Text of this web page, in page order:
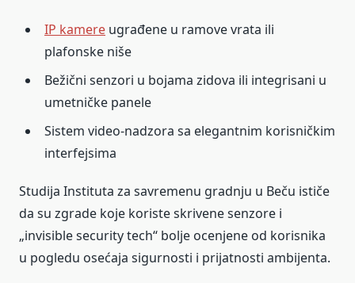
IP kamere ugrađene u ramove vrata ili
plafonske niše
Bežični senzori u bojama zidova ili integrisani u
umetničke panele
Sistem video-nadzora sa elegantnim korisničkim
interfejsima
Studija Instituta za savremenu gradnju u Beču ističe
da su zgrade koje koriste skrivene senzore i
„invisible security tech“ bolje ocenjene od korisnika
u pogledu osećaja sigurnosti i prijatnosti ambijenta.